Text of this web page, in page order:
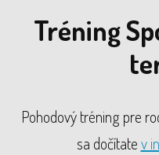
Tréning
Pohodový tréning pre
sa dočítatev